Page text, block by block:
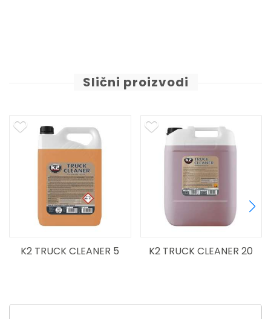
Slični proizvodi
K2 TRUCK CLEANER 5 K2 TRUCK CLEANER 20